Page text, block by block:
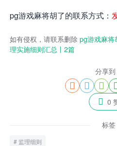
pg游戏麻将胡了的联系方式：
如有侵权，请联系删除 pg游戏麻将
理实施细则汇总丨2篇
分享到
  
 0
标签
监理细则